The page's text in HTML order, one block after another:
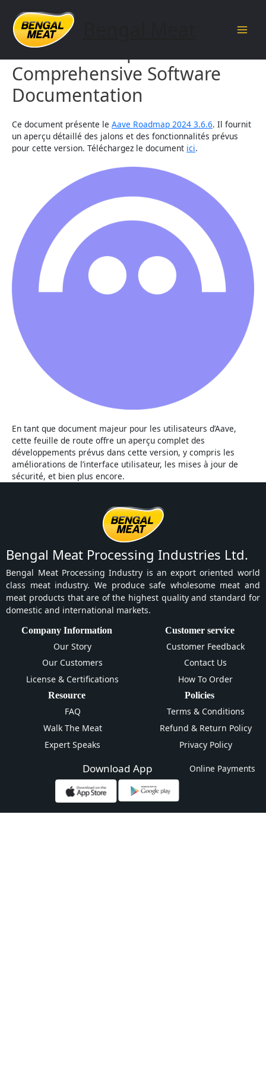
content
Aave Roadmap 2024 3.6.6 –
Comprehensive Software
Documentation
Ce document présente le Aave Roadmap 2024 3.6.6. Il fournit
un aperçu détaillé des jalons et des fonctionnalités prévus
pour cette version. Téléchargez le document ici.
En tant que document majeur pour les utilisateurs d’Aave,
cette feuille de route offre un aperçu complet des
développements prévus dans cette version, y compris les
améliorations de l’interface utilisateur, les mises à jour de
sécurité, et bien plus encore.
Bengal Meat Processing Industries Ltd.
Bengal Meat Processing Industry is an export oriented world
class meat industry. We produce safe wholesome meat and
meat products that are of the highest quality and standard for
domestic and international markets.
Company Information
Our Story
Our Customers
License & Certifications
Customer service
Customer Feedback
Contact Us
How To Order
Resource
FAQ
Walk The Meat
Expert Speaks
Policies
Terms & Conditions
Refund & Return Policy
Privacy Policy
Download App Online Payments